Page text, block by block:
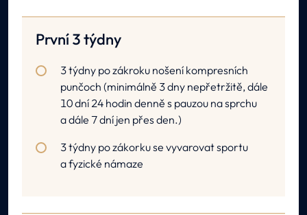
První 3 týdny
3 týdny po zákroku nošení kompresních
punčoch (minimálně 3 dny nepřetržitě, dále
10 dní 24 hodin denně s pauzou na sprchu
a dále 7 dní jen přes den.)
3 týdny po zákorku se vyvarovat sportu
a fyzické námaze